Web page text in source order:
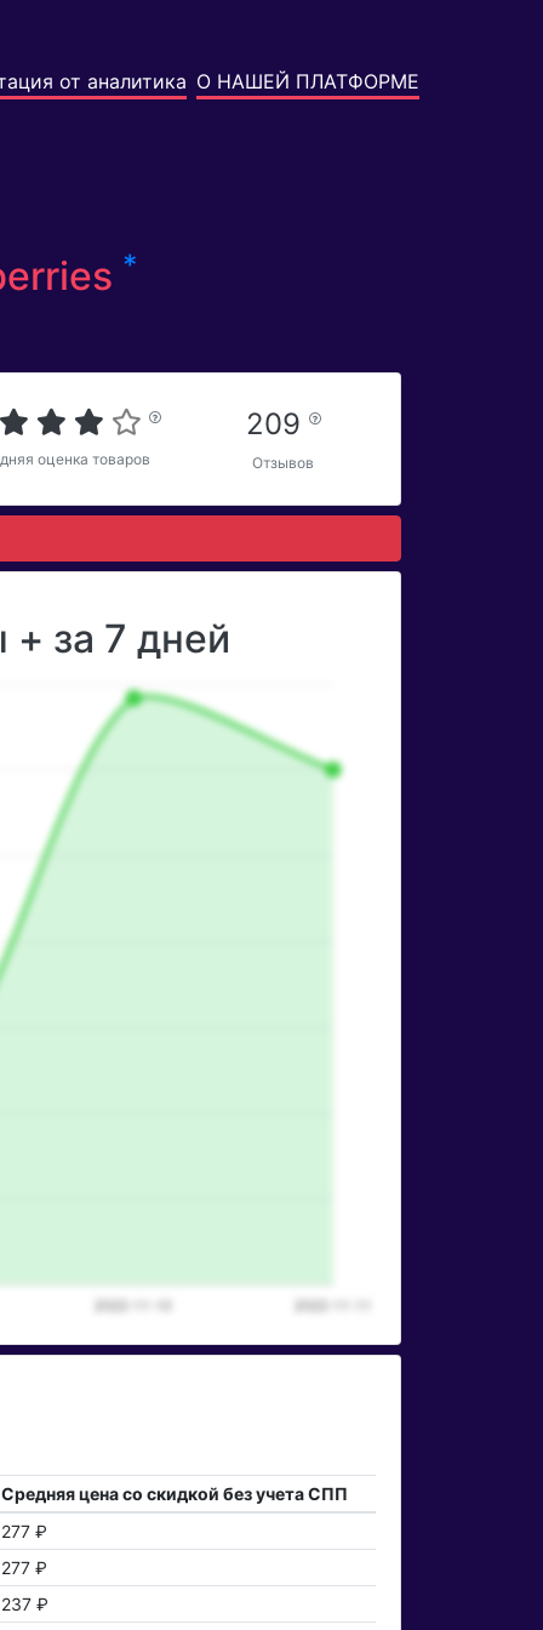
от аналитика О НАШЕЙ ПЛАТФОРМЕ
*
оценка товаров
209
Отзывов
за 7 дней
Средняя цена со скидкой без учета СПП
277 ₽
277 ₽
237 ₽